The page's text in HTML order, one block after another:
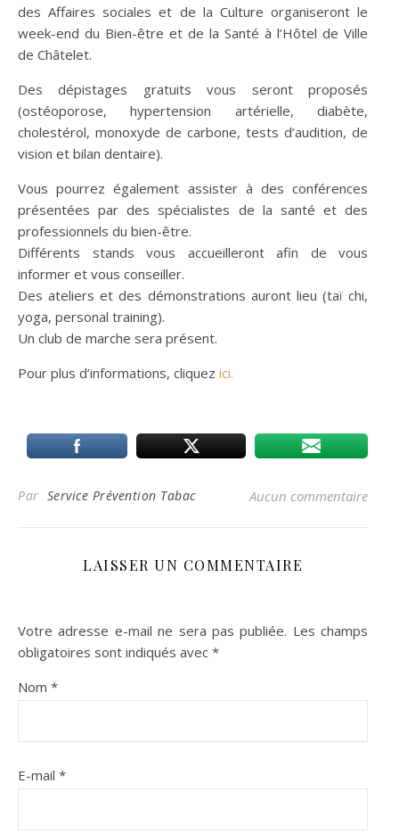
des Affaires sociales et de la Culture organiseront le
week-end du Bien-être et de la Santé à l’Hôtel de Ville
de Châtelet.
Des dépistages gratuits vous seront proposés
(ostéoporose, hypertension artérielle, diabète,
cholestérol, monoxyde de carbone, tests d’audition, de
vision et bilan dentaire).
Vous pourrez également assister à des conférences
présentées par des spécialistes de la santé et des
professionnels du bien-être.
Différents stands vous accueilleront afin de vous
informer et vous conseiller.
Des ateliers et des démonstrations auront lieu (taï chi,
yoga, personal training).
Un club de marche sera présent.
Pour plus d’informations, cliquez ici.
Par Service Prévention Tabac Aucun commentaire
LAISSER UN COMMENTAIRE
Votre adresse e-mail ne sera pas publiée. Les champs
obligatoires sont indiqués avec *
Nom *
E-mail *